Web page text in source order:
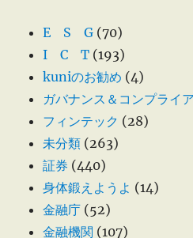
E S G (70)
I C T (193)
kuniのお勧め (4)
ガバナンス＆コンプライ
フィンテック (28)
未分類 (263)
証券 (440)
身体鍛えようよ (14)
金融庁 (52)
金融機関 (107)